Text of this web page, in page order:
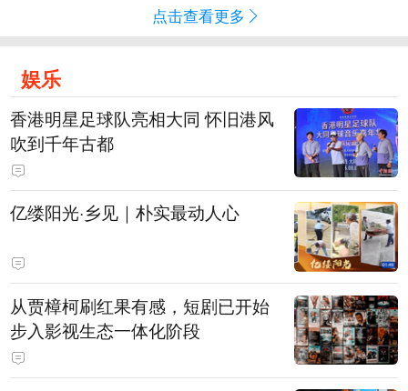
点击查看更多
娱乐
香港明星足球队亮相大同 怀旧港风
吹到千年古都
亿缕阳光·乡见｜朴实最动人心
从贾樟柯刷红果有感，短剧已开始
步入影视生态一体化阶段